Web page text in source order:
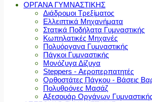
ΟΡΓΑΝΑ ΓΥΜΝΑΣΤΙΚΗΣ
Διάδρομοι Τρεξίματος
Ελλειπτικά Μηχανήματα
Στατικά Ποδήλατα Γυμναστικής
Κωπηλατικές Μηχανές
Πολυόργανα Γυμναστικής
Πάγκοι Γυμναστικής
Μονόζυγα Δίζυγα
Steppers - Αεροπερπατητές
Ορθοστάτες Πάγκου - Βάσεις
Πολυθρόνες Μασάζ
Αξεσουάρ Οργάνων